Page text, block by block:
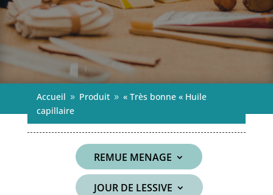
Accueil 9 Produit 9 « Très bonne « Huile
capillaire
REMUE MENAGE
JOUR DE LESSIVE